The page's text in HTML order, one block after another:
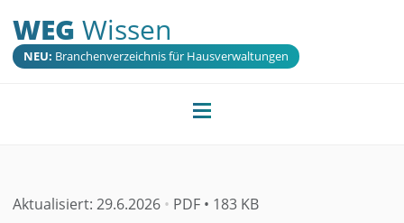
WEG Wissen
NEU: Branchenverzeichnis für Hausverwaltungen
Aktualisiert: 29.6.2026• PDF• 183 KB